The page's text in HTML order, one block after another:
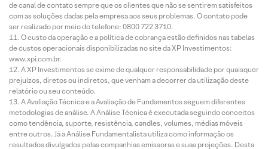
de canal de contato sempre que os clientes que não se sentirem satisfeitos
com as soluções dadas pela empresa aos seus problemas. O contato pode
ser realizado por meio do telefone: 0800 722 3710.
O custo da operação e a política de cobrança estão definidos nas tabelas
de custos operacionais disponibilizadas no site da XP Investimentos:
www.xpi.com.br.
A XP Investimentos se exime de qualquer responsabilidade por quaisquer
prejuízos, diretos ou indiretos, que venham a decorrer da utilização deste
relatório ou seu conteúdo.
A Avaliação Técnica e a Avaliação de Fundamentos seguem diferentes
metodologias de análise. A Análise Técnica é executada seguindo conceitos
como tendência, suporte, resistência, candles, volumes, médias móveis
entre outros. Já a Análise Fundamentalista utiliza como informação os
resultados divulgados pelas companhias emissoras e suas projeções. Desta